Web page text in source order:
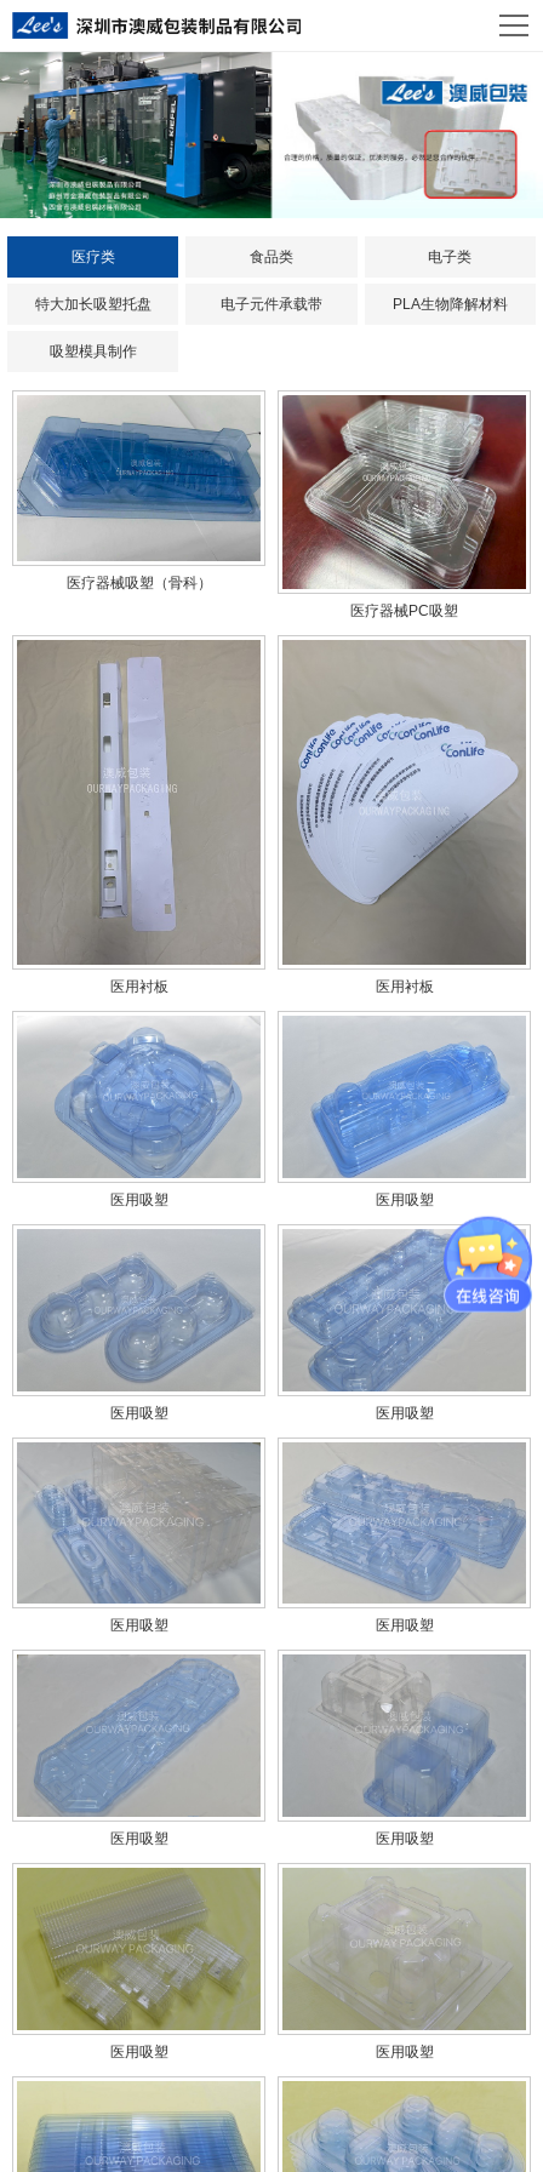
医疗类 食品类 电子类
特大加长吸塑托盘 电子元件承载带 PLA生物降解材料
吸塑模具制作
医疗器械吸塑（骨科）
医疗器械PC吸塑
医用衬板 医用衬板
医用吸塑 医用吸塑
医用吸塑 医用吸塑
医用吸塑 医用吸塑
医用吸塑 医用吸塑
医用吸塑 医用吸塑